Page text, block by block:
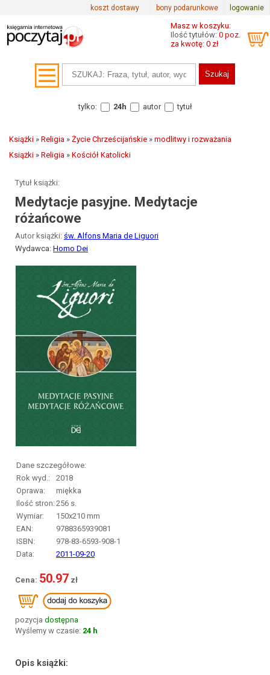
logowanie
bony podarunkowe
koszt dostawy
Masz w koszyku:
Ilość tytułów: 0 poz.
za kwotę: 0 zł
tylko: 24h autor tytuł
Książki » Religia » Życie Chrześcijańskie » modlitwy i rozważania
Książki » Religia » Kościół Katolicki
Tytuł książki:
Medytacje pasyjne. Medytacje
różańcowe
Autor książki: św. Alfons Maria de Liguori
Wydawca: Homo Dei
Dane szczegółowe:
Rok wyd.:
2018
Oprawa:
miękka
Ilość stron: 256 s.
Wymiar:
150x210 mm
EAN:
9788365939081
ISBN:
978-83-6593-908-1
Data:
2011-09-20
50.97
pozycja dostępna
Wyślemy w czasie: 24 h
Opis książki: